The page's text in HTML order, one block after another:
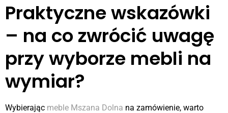
Praktyczne wskazówki
– na co zwrócić uwagę
przy wyborze mebli na
wymiar?
Wybierając meble Mszana Dolna na zamówienie, warto